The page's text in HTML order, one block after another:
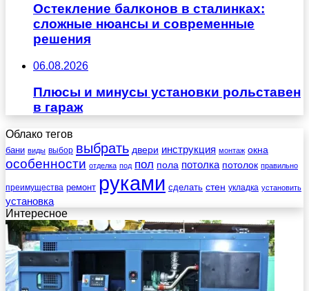
Остекление балконов в сталинках:
сложные нюансы и современные
решения
06.08.2026
Плюсы и минусы установки рольставен
в гараж
Облако тегов
бани виды выбор выбрать двери инструкция монтаж окна
особенности отделка под пол пола потолка потолок правильно
преимущества ремонт руками сделать стен укладка установить
установка
Интересное